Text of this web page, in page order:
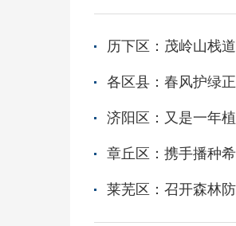
历下区：茂岭山栈
各区县：春风护绿
济阳区：又是一年
章丘区：携手播种
莱芜区：召开森林